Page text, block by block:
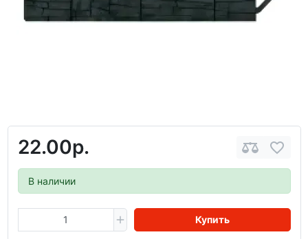
22.00р.
В наличии
Купить